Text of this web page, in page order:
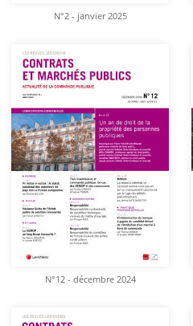
N°2 - janvier 2025
N°12 - décembre 2024